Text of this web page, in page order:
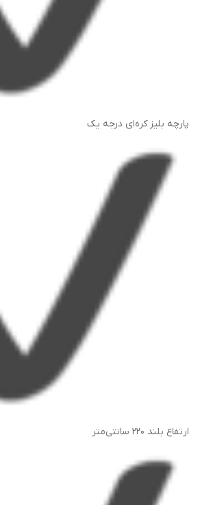
پارچه بلیز کره‌ای درجه یک
ارتفاع بلند ۲۲۰ سانتی‌متر